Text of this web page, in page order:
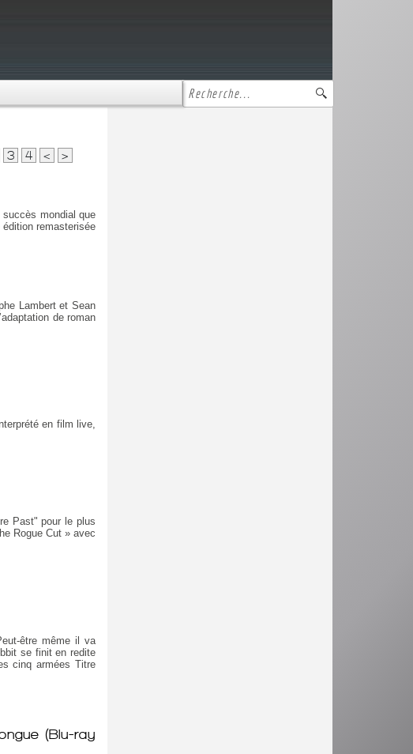
3 4 < >
succès mondial que
édition remasterisée
Lambert et Sean
de roman
en film live,
Past" pour le plus
Rogue Cut » avec
être même il va
se finit en redite
cinq armées Titre
(Blu-ray